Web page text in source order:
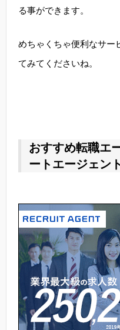
る事ができます。
めちゃくちゃ便利なサー
てみてくださいね。
おすすめ転職エ
ートエージェン